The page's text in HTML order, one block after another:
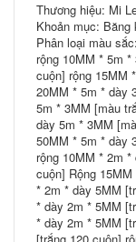
Thương hiệu: Mi
Khoản mục: Băng
Phân loại màu
rộng 10MM * 5m
cuộn] rộng 15MM
20MM * 5m * dày
5m * 3MM [màu
dày 5m * 3MM
50MM * 5m * dày
rộng 10MM * 2m
cuộn] Rộng
* 2m * dày 5MM
* dày 2m * 5MM
* dày 2m * 5MM